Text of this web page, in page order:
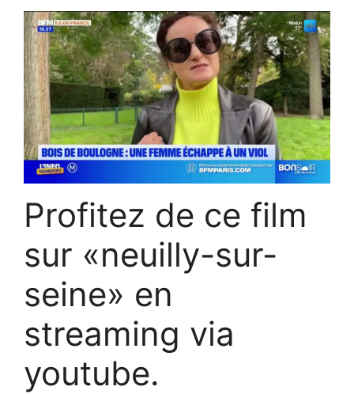
Profitez de ce film
sur «neuilly-sur-
seine» en
streaming via
youtube.